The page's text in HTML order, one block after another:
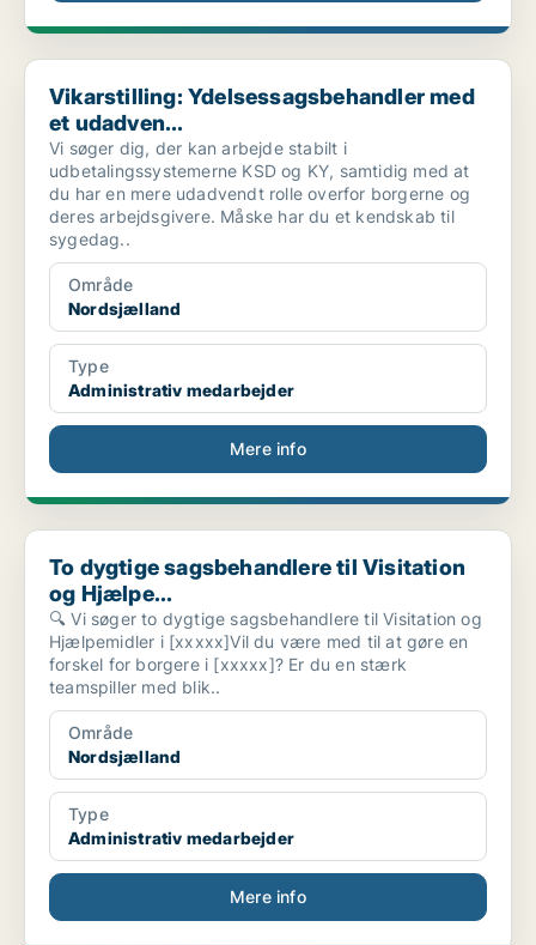
Vikarstilling: Ydelsessagsbehandler med et udadven...
Vikarstilling: Ydelsessagsbehandler med
et udadven...
Vi søger dig, der kan arbejde stabilt i
udbetalingssystemerne KSD og KY, samtidig med at
du har en mere udadvendt rolle overfor borgerne og
deres arbejdsgivere. Måske har du et kendskab til
sygedag..
Område
Nordsjælland
Type
Administrativ medarbejder
Mere info
To dygtige sagsbehandlere til Visitation og Hjælpe...
To dygtige sagsbehandlere til Visitation
og Hjælpe...
🔍 Vi søger to dygtige sagsbehandlere til Visitation og
Hjælpemidler i [xxxxx]Vil du være med til at gøre en
forskel for borgere i [xxxxx]? Er du en stærk
teamspiller med blik..
Område
Nordsjælland
Type
Administrativ medarbejder
Mere info